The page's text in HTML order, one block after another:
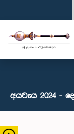
අයවැය 2024 -